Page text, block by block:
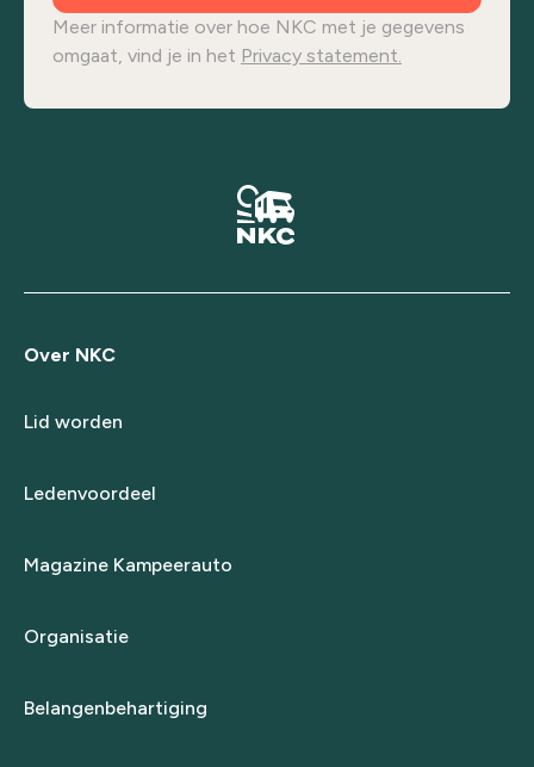
Meer informatie over hoe NKC met je gegevens
omgaat, vind je in het Privacy statement.
Over NKC
Lid worden
Ledenvoordeel
Magazine Kampeerauto
Organisatie
Belangenbehartiging